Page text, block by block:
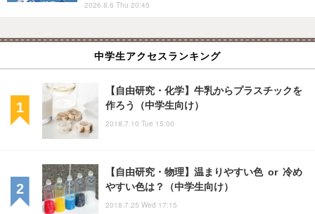
2026.8.6 Thu 20:45
中学生アクセスランキング
【自由研究・化学】牛乳からプラスチックを
作ろう（中学生向け）
2018.7.10 Tue 15:00
【自由研究・物理】温まりやすい色 or 冷め
やすい色は？（中学生向け）
2018.7.25 Wed 17:15